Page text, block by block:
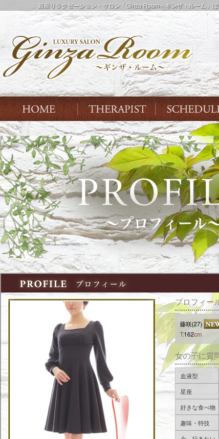
銀座リラクゼーション・サロン「Ginza Room～ギンザ・ルーム」
プロフィー
藤咲(27)
T:162cm
女の子に質
血液型
星座
好きな食べ物
趣味・特技